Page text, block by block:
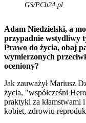
GS/PCh24.pl
Adam Niedzielski, a
przypadnie wstydliwy
Prawo do życia, obaj
wymierzonych
oceniony?
Jak zauważył Mariusz
życia, "współcześni
praktyki za kłamstwami
kobiet, zdrowiu